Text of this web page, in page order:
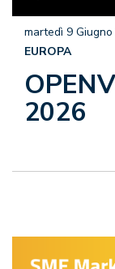
2026
martedì 9
EUROPA